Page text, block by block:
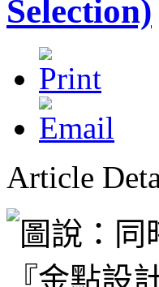
Selection)
Article